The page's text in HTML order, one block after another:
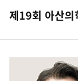
제19회 아산